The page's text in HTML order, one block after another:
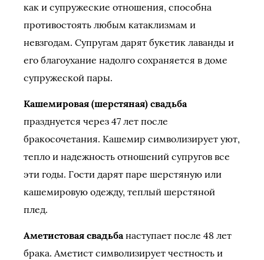
как и супружеские отношения, способна
противостоять любым катаклизмам и
невзгодам. Супругам дарят букетик лаванды и
его благоухание надолго сохраняется в доме
супружеской пары.
Кашемировая (шерстяная) свадьба
празднуется через 47 лет после
бракосочетания. Кашемир символизирует уют,
тепло и надежность отношений супругов все
эти годы. Гости дарят паре шерстяную или
кашемировую одежду, теплый шерстяной
плед.
Аметистовая свадьбанаступает после 48 лет
брака. Аметист символизирует честность и